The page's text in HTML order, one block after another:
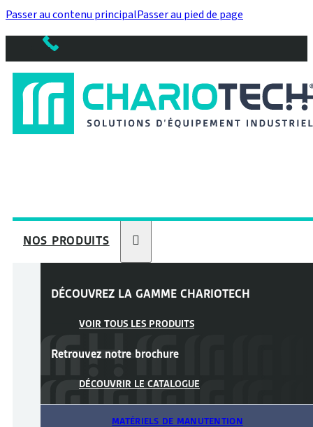
Passer au contenu principalPasser au pied de page
NOS PRODUITS
DÉCOUVREZ LA GAMME CHARIOTECH
VOIR TOUS LES PRODUITS
Retrouvez notre brochure
DÉCOUVRIR LE CATALOGUE
MATÉRIELS DE MANUTENTION